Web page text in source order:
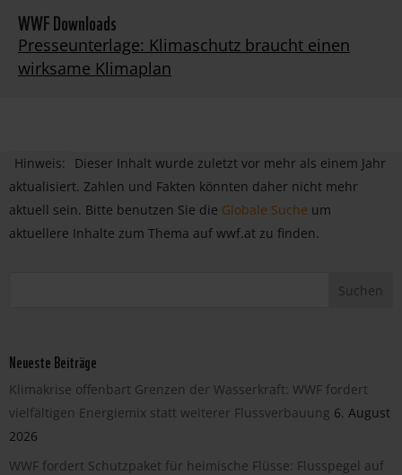
WWF Downloads
Presseunterlage: Klimaschutz braucht einen
wirksame Klimaplan
Hinweis:
Dieser Inhalt wurde zuletzt vor mehr als einem Jahr
aktualisiert. Zahlen und Fakten könnten daher nicht mehr
aktuell sein. Bitte benutzen Sie die Globale Suche um
aktuellere Inhalte zum Thema auf wwf.at zu finden.
Neueste Beiträge
Klimakrise offenbart Grenzen der Wasserkraft: WWF fordert
vielfältigen Energiemix statt weiterer Flussverbauung 6. August
2026
WWF fordert Schutzpaket für heimische Flüsse: Flusspegel auf